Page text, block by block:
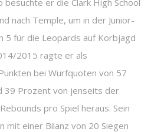
besuchte er die Clark High School
nach Temple, um in der Junior-
5 für die Leopards auf Korbjagd
2015 ragte er als
bei Wurfquoten von 57
39 Prozent von jenseits der
pro Spiel heraus. Sein
mit einer Bilanz von 20 Siegen